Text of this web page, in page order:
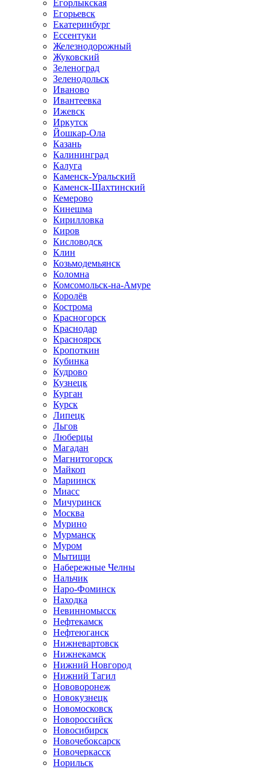
Егорлыкская
Егорьевск
Екатеринбург
Ессентуки
Железнодорожный
Жуковский
Зеленоград
Зеленодольск
Иваново
Ивантеевка
Ижевск
Иркутск
Йошкар-Ола
Казань
Калининград
Калуга
Каменск-Уральский
Каменск-Шахтинский
Кемерово
Кинешма
Кирилловка
Киров
Кисловодск
Клин
Козьмодемьянск
Коломна
Комсомольск-на-Амуре
Королёв
Кострома
Красногорск
Краснодар
Красноярск
Кропоткин
Кубинка
Кудрово
Кузнецк
Курган
Курск
Липецк
Льгов
Люберцы
Магадан
Магнитогорск
Майкоп
Мариинск
Миасс
Мичуринск
Москва
Мурино
Мурманск
Муром
Мытищи
Набережные Челны
Нальчик
Наро-Фоминск
Находка
Невинномысск
Нефтекамск
Нефтеюганск
Нижневартовск
Нижнекамск
Нижний Новгород
Нижний Тагил
Нововоронеж
Новокузнецк
Новомосковск
Новороссийск
Новосибирск
Новочебоксарск
Новочеркасск
Норильск